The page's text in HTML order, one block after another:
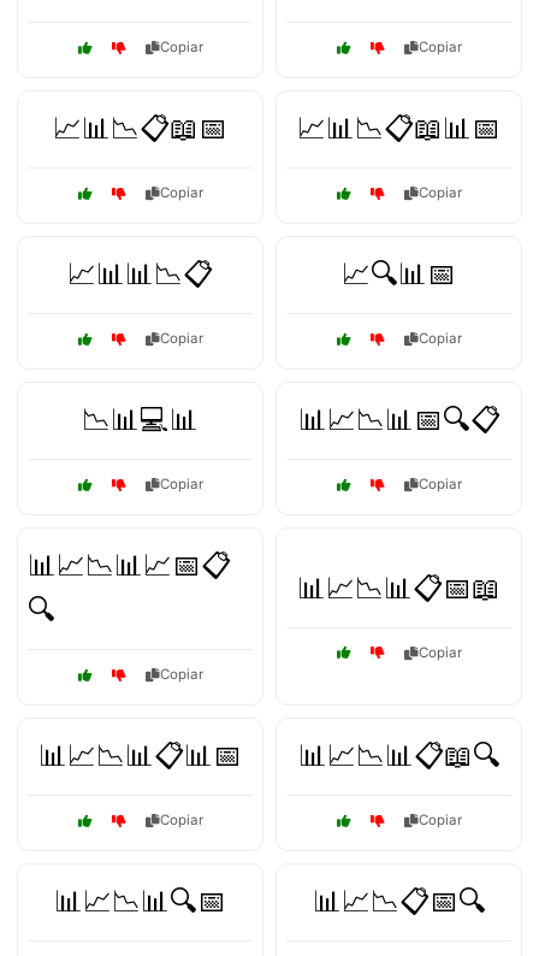
Copiar Copiar
📈📊📉📋📖📅
Copiar
📈📊📉📋📖📊📅
Copiar
📈📊📊📉📋
Copiar
📈🔍📊📅
Copiar
📉📊💻📊
Copiar
📊📈📉📊📅🔍📋
Copiar
📊📈📉📊📈📅📋
🔍
Copiar
📊📈📉📊📋📅📖
Copiar
📊📈📉📊📋📊📅
Copiar
📊📈📉📊📋📖🔍
Copiar
📊📈📉📊🔍📅 📊📈📉📋📅🔍